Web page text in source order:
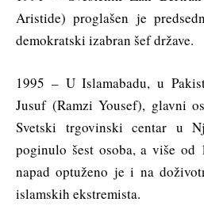
Aristide) proglašen je
demokratski izabran šef države.
1995 – U Islamabadu, u
Jusuf (Ramzi Yousef), glavni
Svetski trgovinski centar u
poginulo šest osoba, a više od
napad optuženo je i na
islamskih ekstremista.